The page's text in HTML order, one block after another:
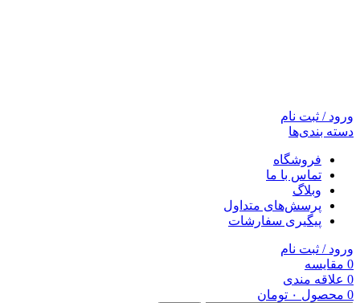
ورود / ثبت نام
دسته بندی‌ها
فروشگاه
تماس با ما
وبلاگ
پرسش‌های متداول
پیگیری سفارشات
ورود / ثبت نام
0 مقایسه
0 علاقه مندی
0 محصول ۰ تومان